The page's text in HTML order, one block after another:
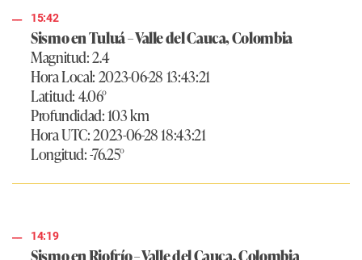
15:42
Sismo en Tuluá – Valle del Cauca, Colombia
Magnitud: 2.4
Hora Local: 2023-06-28 13:43:21
Latitud: 4.06°
Profundidad: 103 km
Hora UTC: 2023-06-28 18:43:21
Longitud: -76.25°
14:19
Sismo en Riofrío – Valle del Cauca, Colombia